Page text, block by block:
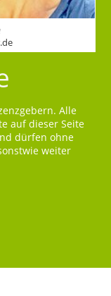
Alle
auf dieser Seite
dürfen ohne
weiter